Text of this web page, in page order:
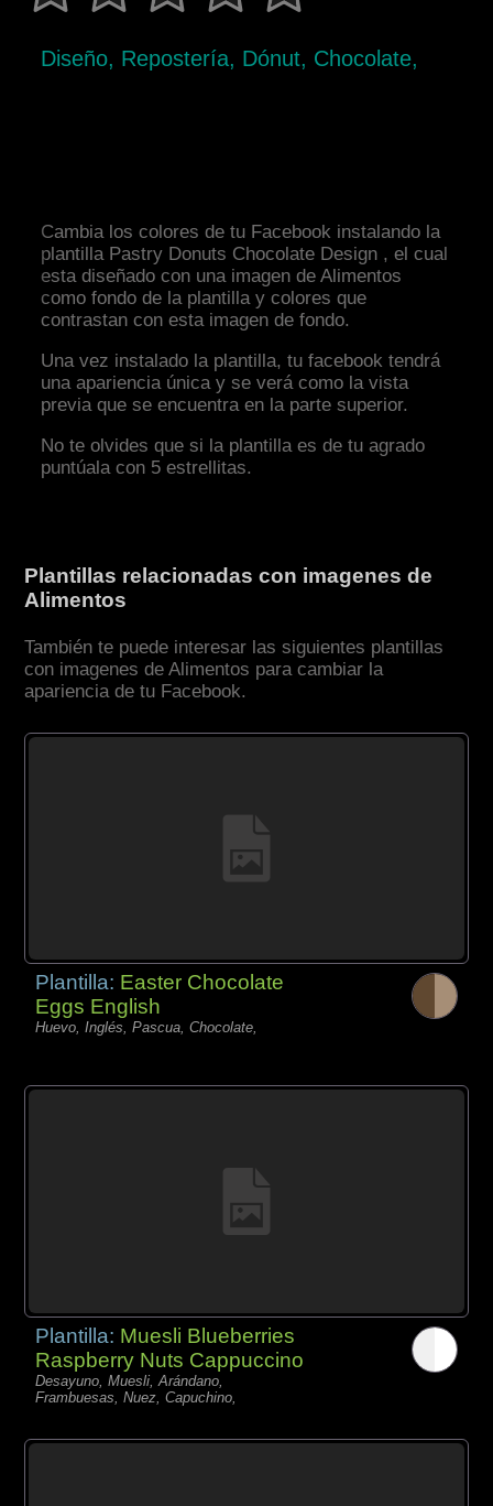
Diseño, Repostería, Dónut, Chocolate,
Cambia los colores de tu Facebook instalando la
plantilla Pastry Donuts Chocolate Design , el cual
esta diseñado con una imagen de Alimentos
como fondo de la plantilla y colores que
contrastan con esta imagen de fondo.
Una vez instalado la plantilla, tu facebook tendrá
una apariencia única y se verá como la vista
previa que se encuentra en la parte superior.
No te olvides que si la plantilla es de tu agrado
puntúala con 5 estrellitas.
Plantillas relacionadas con imagenes de
Alimentos
También te puede interesar las siguientes plantillas
con imagenes de Alimentos para cambiar la
apariencia de tu Facebook.
Plantilla: Easter Chocolate
Eggs English
Huevo, Inglés, Pascua, Chocolate,
Plantilla: Muesli Blueberries
Raspberry Nuts Cappuccino
Desayuno, Muesli, Arándano,
Frambuesas, Nuez, Capuchino,